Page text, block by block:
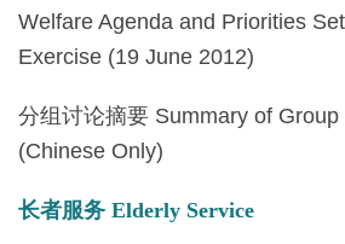
Welfare Agenda and Priorities
Exercise (19 June 2012)
分组讨论摘要 Summary of Group
(Chinese Only)
长者服务 Elderly Service